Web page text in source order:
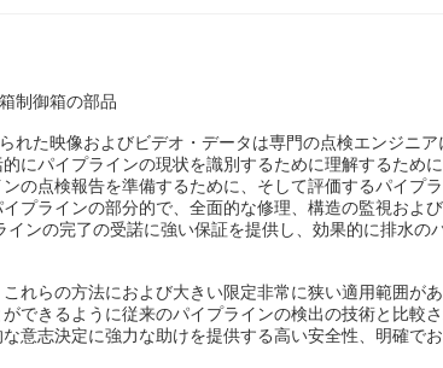
制御箱の部品
れた映像およびビデオ・データは専門の点検エンジニ
にパイプラインの現状を識別するために理解するため
の点検報告を準備するために、そして評価するパイプ
プラインの部分的で、全面的な修理、構造の監視およ
ンの完了の受諾に強い保証を提供し、効果的に排水の
れらの方法におよび大きい限定非常に狭い適用範囲が
できるように従来のパイプラインの検出の技術と比較
意志決定に強力な助けを提供する高い安全性、明確で